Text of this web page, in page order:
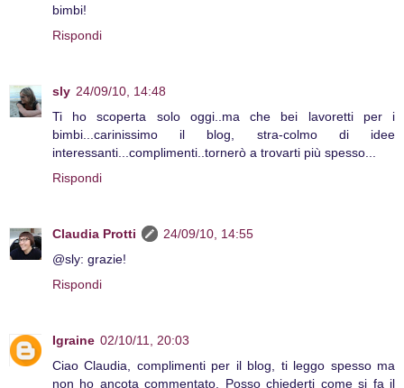
bimbi!
Rispondi
sly 24/09/10, 14:48
Ti ho scoperta solo oggi..ma che bei lavoretti per i
bimbi...carinissimo il blog, stra-colmo di idee
interessanti...complimenti..tornerò a trovarti più spesso...
Rispondi
Claudia Protti
24/09/10, 14:55
@sly: grazie!
Rispondi
Igraine 02/10/11, 20:03
Ciao Claudia, complimenti per il blog, ti leggo spesso ma
non ho ancota commentato. Posso chiederti come si fa il